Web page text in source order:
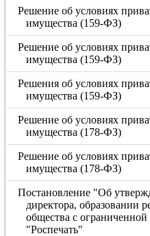
Решение об условиях
имущества (159-ФЗ)
Решение об условиях
имущества (159-ФЗ)
Решения об условиях
имущества (159-ФЗ)
Решение об условиях
имущества (178-ФЗ)
Решение об условиях
имущества (178-ФЗ)
Постановление "Об
директора, образовании
общества с ограниченной
"Роспечать"